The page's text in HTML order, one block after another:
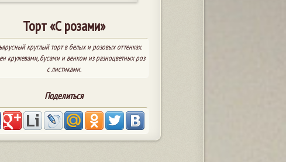
Торт «С розами»
круглый торт в белых и розовых оттенках.
кружевами, бусами и венком из разноцветных роз
с листиками.
Поделиться